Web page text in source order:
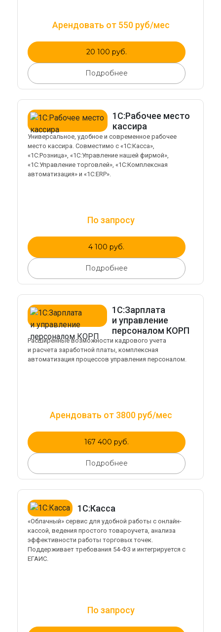
Арендовать от 550 руб/мес
20 100 руб.
Подробнее
1С:Рабочее место
кассира
Универсальное, удобное и современное рабочее
место кассира. Совместимо с «1С:Касса»,
«1С:Розница», «1С:Управление нашей фирмой»,
«1С:Управление торговлей», «1С:Комплексная
автоматизация» и «1С:ERP».
По запросу
4 100 руб.
Подробнее
1С:Зарплата
и управление
персоналом КОРП
Расширенные возможности кадрового учета
и расчета заработной платы, комплексная
автоматизация процессов управления персоналом.
Арендовать от 3800 руб/мес
167 400 руб.
Подробнее
1С:Касса
«Облачный» сервис для удобной работы с онлайн-
кассой, ведения простого товароучета, анализа
эффективности работы торговых точек.
Поддерживает требования 54-ФЗ и интегрируется с
ЕГАИС.
По запросу